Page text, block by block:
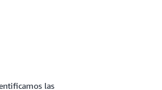
las